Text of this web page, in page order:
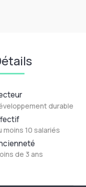
durable
moins 10 salariés
de 3 ans